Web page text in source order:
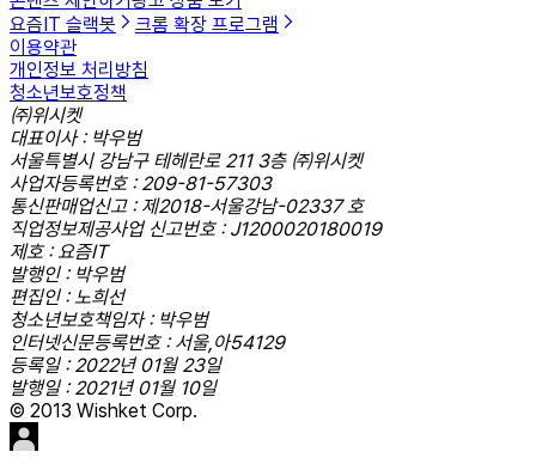
요즘IT 슬랙봇
크롬 확장 프로그램
이용약관
개인정보 처리방침
청소년보호정책
㈜위시켓
대표이사 : 박우범
서울특별시 강남구 테헤란로 211 3층 ㈜위시켓
사업자등록번호 : 209-81-57303
통신판매업신고 : 제2018-서울강남-02337 호
직업정보제공사업 신고번호 : J1200020180019
제호 : 요즘IT
발행인 : 박우범
편집인 : 노희선
청소년보호책임자 : 박우범
인터넷신문등록번호 : 서울,아54129
등록일 : 2022년 01월 23일
발행일 : 2021년 01월 10일
© 2013 Wishket Corp.